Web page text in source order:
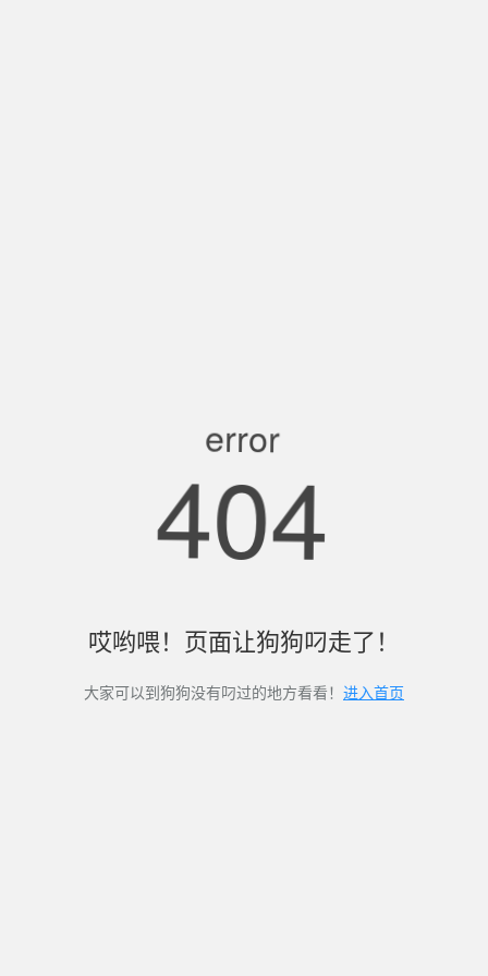
error
404
哎哟喂！页面让狗狗叼走了！
大家可以到狗狗没有叼过的地方看看！ 进入首页